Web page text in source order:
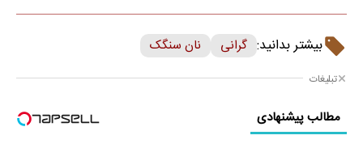
بیشتر بدانید: گرانی نان سنگک
تبلیغات
مطالب پیشنهادی